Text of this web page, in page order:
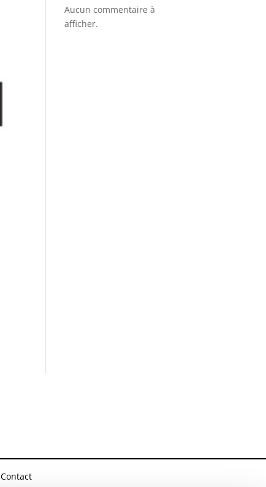
Aucun commentaire à
afficher.
Contact